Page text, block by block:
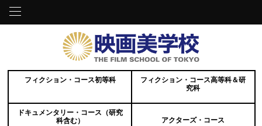
フィクション・コース初等科
フィクション・コース高等科＆研
究科
ドキュメンタリー・コース（研究
科含む）
アクターズ・コース